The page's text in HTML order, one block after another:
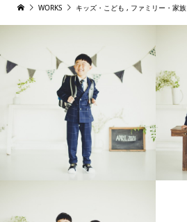
WORKS キッズ・こども , ファミリー・家族